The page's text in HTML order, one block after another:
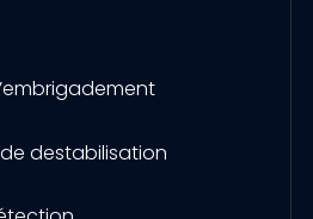
destabilisation